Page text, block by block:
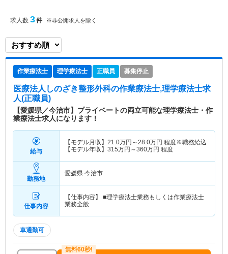
特色
医学を取り入れた診療と、 理学療法・物理療法に
よるリハビリテーションを軸に、地域の患者様の治
療を行っています。 医院のリハビリテーション室
とができ、患者様には美しい景色を眺めながら治療
にあたっていただいています。 より多くの患者様
所リハビリテーション、訪問リハビリテーションを
行っています。 地域包括ケアシステムにおける当
院の役割は「患者様が住み慣れた地域で、自分らし
い生活を送ることができるよう治療する」ことで
す。 漢方やリハビリテーションにより、患者さん
自身に備わっている治癒力を高める診療を行ってい
ます。
求人数 3件 ※非公開求人を除く
作業療法士 理学療法士 正職員 募集停止
医療法人しのざき整形外科の作業療法士,理学療法士求
人(正職員)
【愛媛県／今治市】プライベートの両立可能な理学療法士・作
業療法士求人になります！
給与
【モデル月収】 21.0万円～28.0万円 程度※職務給込
【モデル年収】 315万円～360万円 程度
勤務地
愛媛県 今治市
仕事内容
【仕事内容】 ■理学療法士業務もしくは作業療法士
業務全般
車通勤可